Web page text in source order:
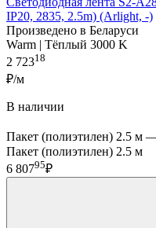
IP20, 2835, 2.5m) (Arlight, -)
Произведено в Беларуси
Warm | Тёплый 3000 K
2 72318
₽/м
В наличии
Пакет (полиэтилен) 2.5 м
Пакет (полиэтилен) 2.5 м
6 80795₽